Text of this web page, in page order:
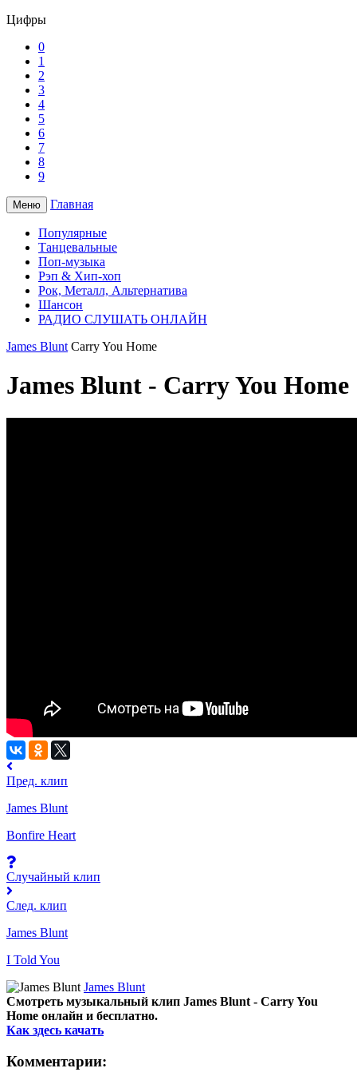
Цифры
0
1
2
3
4
5
6
7
8
9
Меню Главная
Популярные
Танцевальные
Поп-музыка
Рэп & Хип-хоп
Рок, Металл, Альтернатива
Шансон
РАДИО СЛУШАТЬ ОНЛАЙН
James Blunt Carry You Home
James Blunt - Carry You Home
Пред. клип
James Blunt
Bonfire Heart
Случайный клип
След. клип
James Blunt
I Told You
James Blunt
Смотреть музыкальный клип James Blunt - Carry You
Home онлайн и бесплатно.
Как здесь качать
Комментарии: